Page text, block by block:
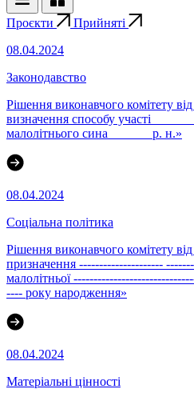
Проєкти
Прийняті
08.04.2024
Законодавство
Рішення виконавчого комітету
визначення способу участі
малолітнього сина ______ р. н.»
08.04.2024
Соціальна політика
Рішення виконавчого комітету
призначення ---------------------
малолітньої
---- року народження»
08.04.2024
Матеріальні цінності